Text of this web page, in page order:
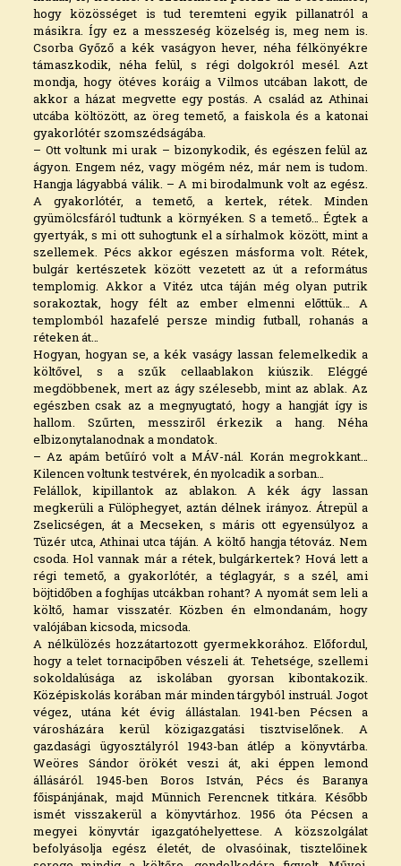
hogy közösséget is tud teremteni egyik pillanatról a
másikra. Így ez a messzeség közelség is, meg nem is.
Csorba Győző a kék vaságyon hever, néha félkönyékre
támaszkodik, néha felül, s régi dolgokról mesél. Azt
mondja, hogy ötéves koráig a Vilmos utcában lakott, de
akkor a házat megvette egy postás. A család az Athinai
utcába költözött, az öreg temető, a faiskola és a katonai
gyakorlótér szomszédságába.
– Ott voltunk mi urak – bizonykodik, és egészen felül az
ágyon. Engem néz, vagy mögém néz, már nem is tudom.
Hangja lágyabbá válik. – A mi birodalmunk volt az egész.
A gyakorlótér, a temető, a kertek, rétek. Minden
gyümölcsfáról tudtunk a környéken. S a temető… Égtek a
gyertyák, s mi ott suhogtunk el a sírhalmok között, mint a
szellemek. Pécs akkor egészen másforma volt. Rétek,
bulgár kertészetek között vezetett az út a református
templomig. Akkor a Vitéz utca táján még olyan putrik
sorakoztak, hogy félt az ember elmenni előttük… A
templomból hazafelé persze mindig futball, rohanás a
réteken át…
Hogyan, hogyan se, a kék vaságy lassan felemelkedik a
költővel, s a szűk cellaablakon kiúszik. Eléggé
megdöbbenek, mert az ágy szélesebb, mint az ablak. Az
egészben csak az a megnyugtató, hogy a hangját így is
hallom. Szűrten, messziről érkezik a hang. Néha
elbizonytalanodnak a mondatok.
– Az apám betűíró volt a MÁV-nál. Korán megrokkant…
Kilencen voltunk testvérek, én nyolcadik a sorban…
Felállok, kipillantok az ablakon. A kék ágy lassan
megkerüli a Fülöphegyet, aztán délnek irányoz. Átrepül a
Zselicségen, át a Mecseken, s máris ott egyensúlyoz a
Tüzér utca, Athinai utca táján. A költő hangja tétováz. Nem
csoda. Hol vannak már a rétek, bulgárkertek? Hová lett a
régi temető, a gyakorlótér, a téglagyár, s a szél, ami
böjtidőben a foghíjas utcákban rohant? A nyomát sem leli a
költő, hamar visszatér. Közben én elmondanám, hogy
valójában kicsoda, micsoda.
A nélkülözés hozzátartozott gyermekkorához. Előfordul,
hogy a telet tornacipőben vészeli át. Tehetsége, szellemi
sokoldalúsága az iskolában gyorsan kibontakozik.
Középiskolás korában már minden tárgyból instruál. Jogot
végez, utána két évig állástalan. 1941-ben Pécsen a
városházára kerül közigazgatási tisztviselőnek. A
gazdasági ügyosztályról 1943-ban átlép a könyvtárba.
Weöres Sándor örökét veszi át, aki éppen lemond
állásáról. 1945-ben Boros István, Pécs és Baranya
főispánjának, majd Münnich Ferencnek titkára. Később
ismét visszakerül a könyvtárhoz. 1956 óta Pécsen a
megyei könyvtár igazgatóhelyettese. A közszolgálat
befolyásolja egész életét, de olvasóinak, tisztelőinek